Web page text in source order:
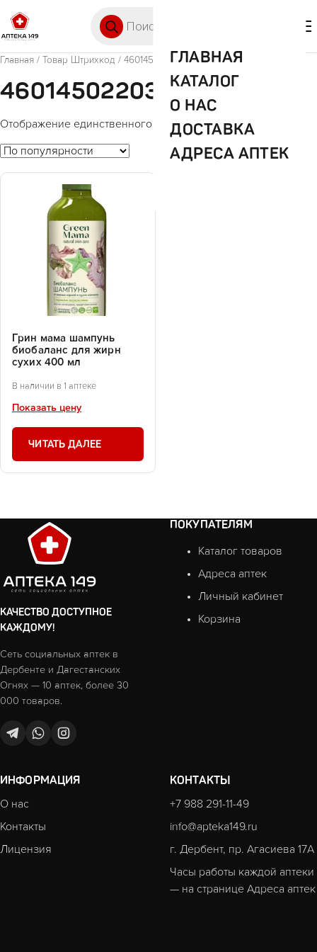
ГЛАВНАЯ
КАТАЛОГ
О НАС
ДОСТАВКА
АДРЕСА АПТЕК
Главная / Товар Штрихкод / 4601450220374
4601450220374
Отображение единственного товара
Грин мама шампунь
биобаланс для жирн
сухих 400 мл
В наличии в 1 аптеке
Показать цену
ЧИТАТЬ ДАЛЕЕ
КАЧЕСТВО ДОСТУПНОЕ
КАЖДОМУ!
Сеть социальных аптек в
Дербенте и Дагестанских
Огнях — 10 аптек, более 30
000 товаров.
ПОКУПАТЕЛЯМ
Каталог товаров
Адреса аптек
Личный кабинет
Корзина
ИНФОРМАЦИЯ
О нас
Контакты
Лицензия
КОНТАКТЫ
+7 988 291-11-49
info@apteka149.ru
г. Дербент, пр. Агасиева 17А
Часы работы каждой аптеки
— на странице Адреса аптек